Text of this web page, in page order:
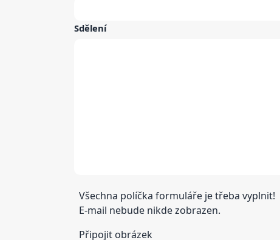
Sdělení
Všechna políčka formuláře je třeba vyplnit!
E-mail nebude nikde zobrazen.
Připojit obrázek